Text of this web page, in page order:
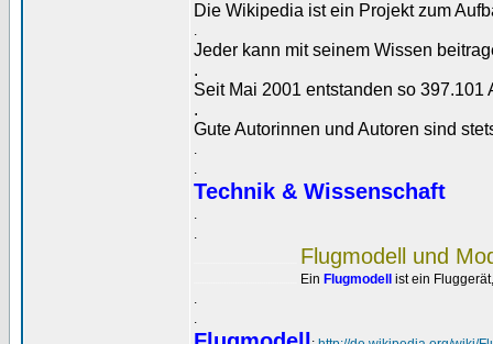
Die Wikipedia ist ein Projekt zum
.
Jeder kann mit seinem Wissen
.
Seit Mai 2001 entstanden so 397.101
.
Gute Autorinnen und Autoren sind
.
.
Technik & Wissenschaft
.
.
Flugmodell und
Ein Flugmodell
ist ein
.
.